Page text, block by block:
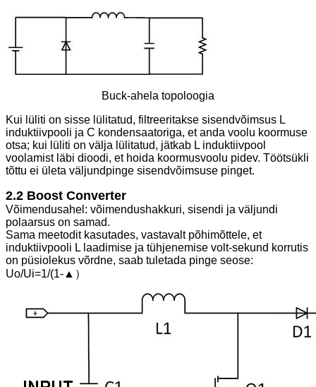
Buck-ahela topoloogia
Kui lüliti on sisse lülitatud, filtreeritakse sisendvõimsus L
induktiivpooli ja C kondensaatoriga, et anda voolu koormuse
otsa; kui lüliti on välja lülitatud, jätkab L induktiivpool
voolamist läbi dioodi, et hoida koormusvoolu pidev. Töötsükli
tõttu ei ületa väljundpinge sisendvõimsuse pinget.
2.2 Boost Converter
Võimendusahel: võimendushakkuri, sisendi ja väljundi
polaarsus on samad.
Sama meetodit kasutades, vastavalt põhimõttele, et
induktiivpooli L laadimise ja tühjenemise volt-sekund korrutis
on püsiolekus võrdne, saab tuletada pinge seose:
Uo/Ui=1/(1-▲）